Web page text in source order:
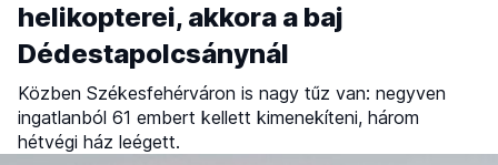
helikopterei, akkora a baj
Dédestapolcsánynál
Közben Székesfehérváron is nagy tűz van: negyven
ingatlanból 61 embert kellett kimenekíteni, három
hétvégi ház leégett.